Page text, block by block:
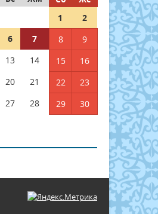
1
2
6 7 8
9
13 14 15
16
20 21 22
23
27 28 29
30